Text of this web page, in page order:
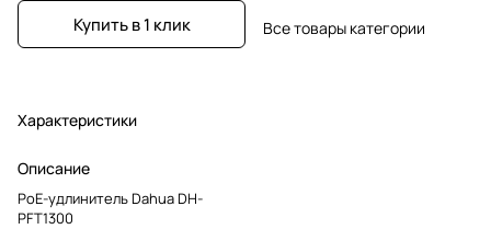
Купить в 1 клик
Характеристики
Описание
РоЕ-удлинитель Dahua DH-
PFT1300
Все товары категории